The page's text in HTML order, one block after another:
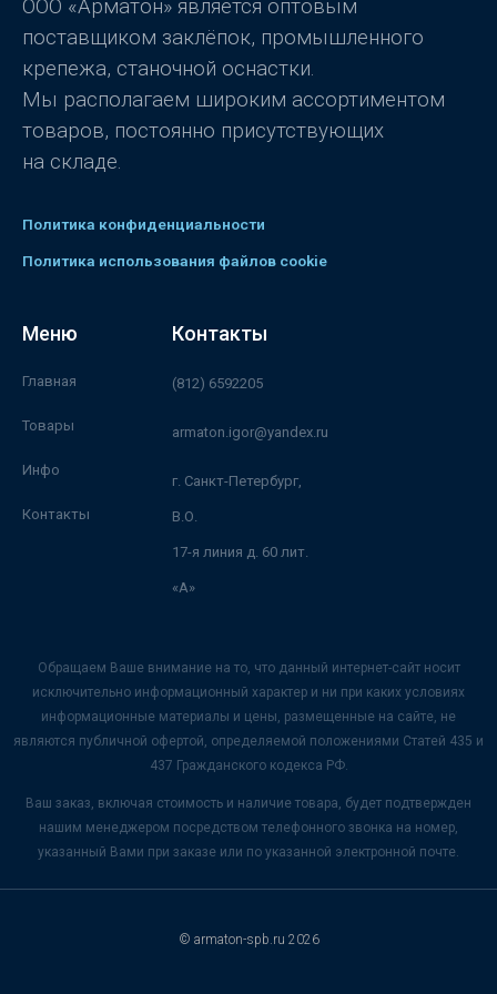
ООО «Арматон» является оптовым
поставщиком заклёпок, промышленного
крепежа, станочной оснастки.
Мы располагаем широким ассортиментом
товаров, постоянно присутствующих
на складе.
Политика конфиденциальности
Политика использования файлов cookie
Меню
Главная
Товары
Инфо
Контакты
Контакты
(812) 6592205
armaton.igor@yandex.ru
г. Санкт-Петербург,
В.О.
17-я линия д. 60 лит.
«А»
Обращаем Ваше внимание на то, что данный интернет-сайт носит
исключительно информационный характер и ни при каких условиях
информационные материалы и цены, размещенные на сайте, не
являются публичной офертой, определяемой положениями Статей 435 и
437 Гражданского кодекса РФ.
Ваш заказ, включая стоимость и наличие товара, будет подтвержден
нашим менеджером посредством телефонного звонка на номер,
указанный Вами при заказе или по указанной электронной почте.
© armaton-spb.ru 2026